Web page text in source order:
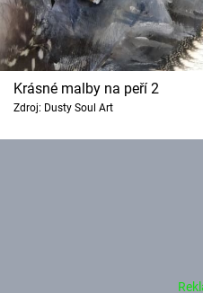
Krásné malby na peří 2
Zdroj: Dusty Soul Art